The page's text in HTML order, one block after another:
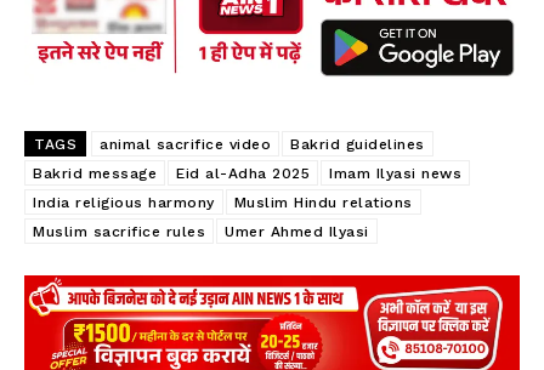
p
TAGS animal sacrifice video
Bakrid guidelines
Bakrid message
Eid al-Adha 2025
Imam Ilyasi news
India religious harmony
Muslim Hindu relations
Muslim sacrifice rules
Umer Ahmed Ilyasi